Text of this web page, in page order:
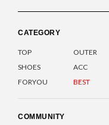
CATEGORY
TOP OUTER
SHOES
ACC
FORYOU
BEST
COMMUNITY